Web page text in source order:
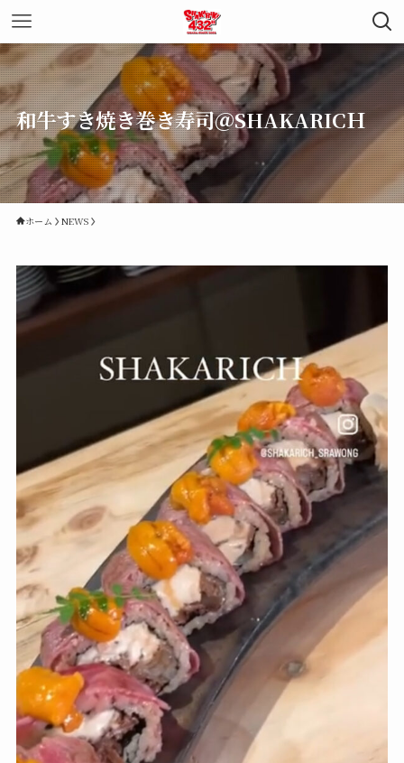
和牛すき焼き巻き寿司＠SHAKARICＨ
ホーム NEWS